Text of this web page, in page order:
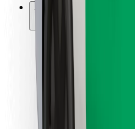
Súgó
Utasoknak
Sofőröknek
Flottapartnereknek